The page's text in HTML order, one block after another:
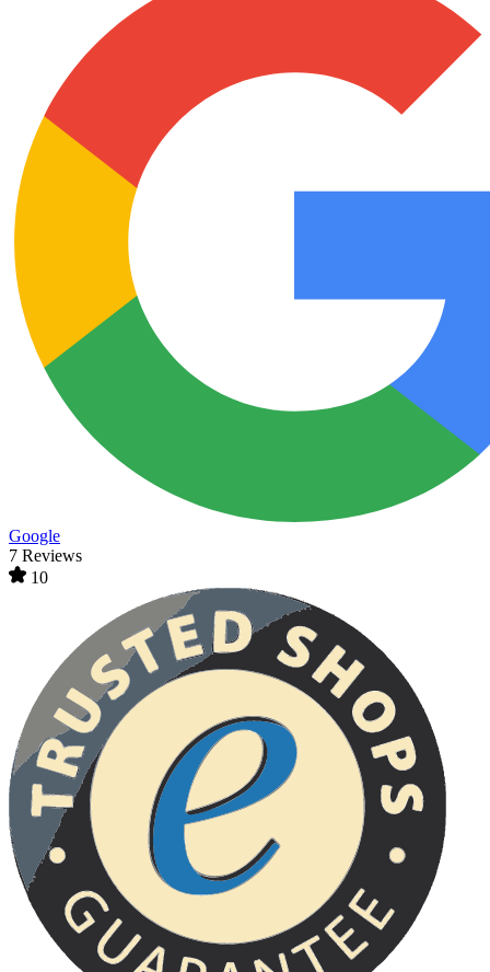
Google
7 Reviews
10